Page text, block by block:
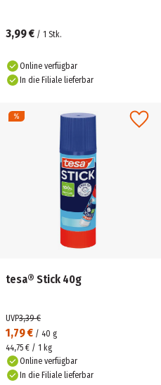
3,99 € / 1 Stk.
Online verfügbar
In die Filiale lieferbar
tesa® Stick 40g
1,79 € / 40 g
UVP3,39 €
44,75 € / 1 kg
Online verfügbar
In die Filiale lieferbar